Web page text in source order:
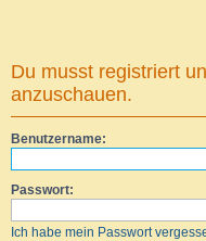
Du musst registriert
anzuschauen.
Benutzername:
Passwort:
Ich habe mein Passwort